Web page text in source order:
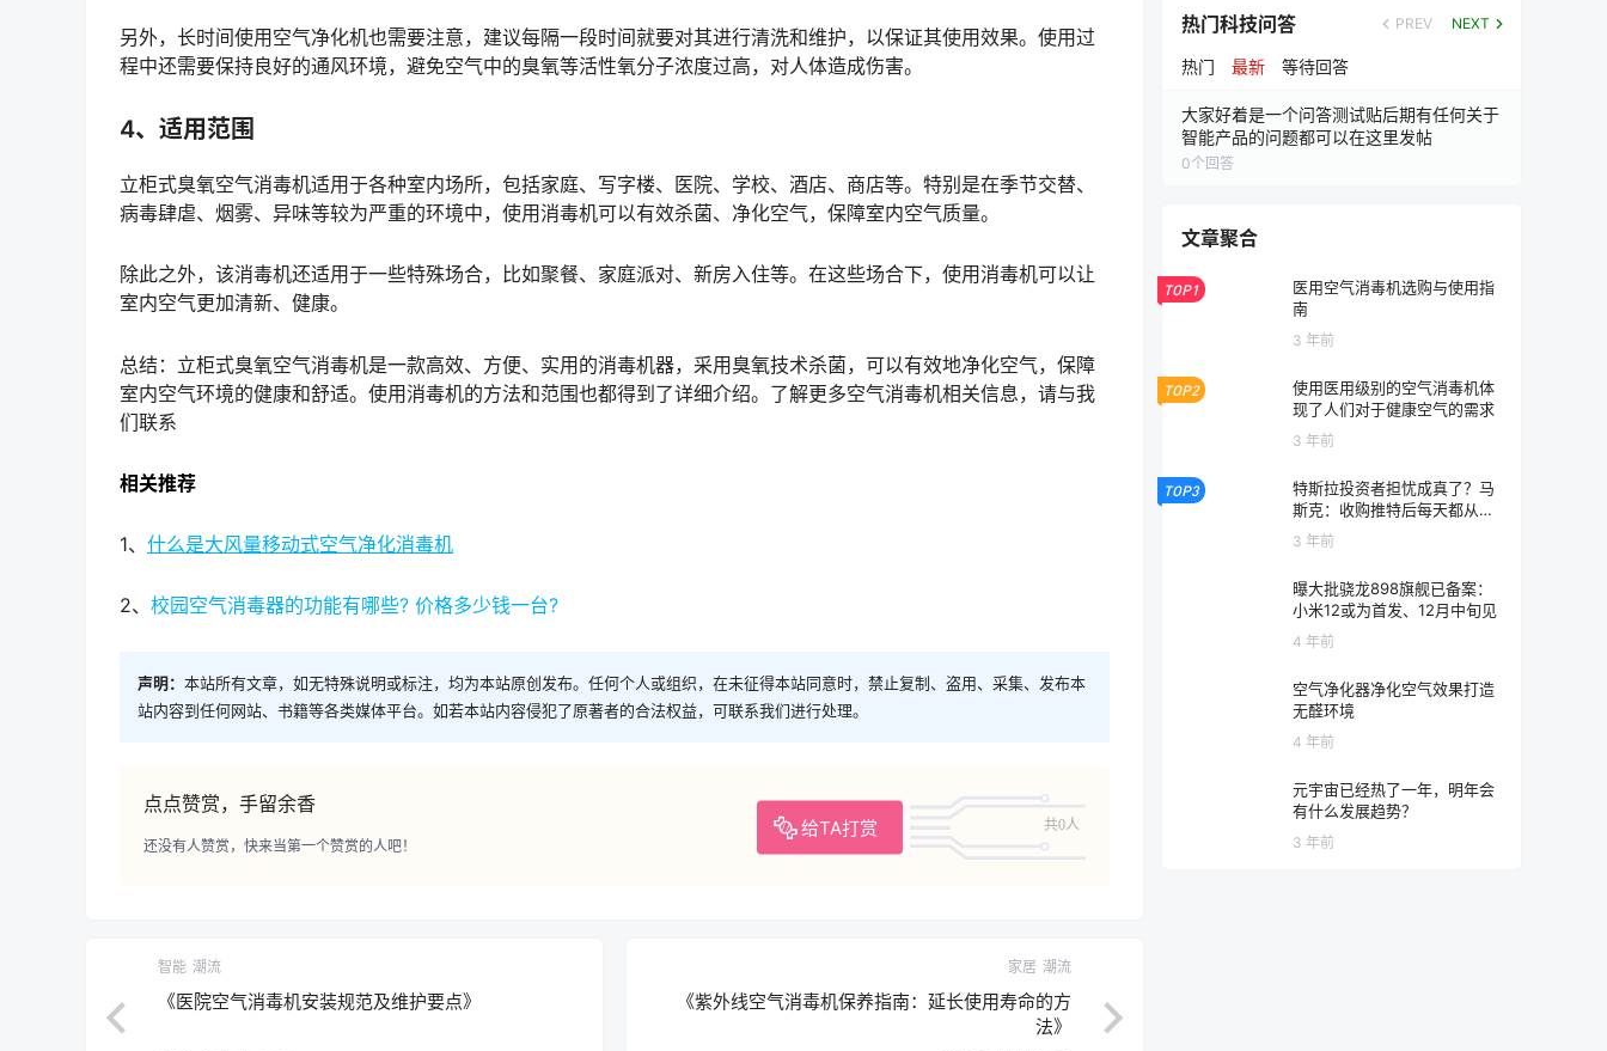
另外，长时间使用空气净化机也需要注意，建议每隔一段时间就要对其进行清洗和维护，以保证其使用效果。使用过
程中还需要保持良好的通风环境，避免空气中的臭氧等活性氧分子浓度过高，对人体造成伤害。
4、适用范围
立柜式臭氧空气消毒机适用于各种室内场所，包括家庭、写字楼、医院、学校、酒店、商店等。特别是在季节交替、
病毒肆虐、烟雾、异味等较为严重的环境中，使用消毒机可以有效杀菌、净化空气，保障室内空气质量。
除此之外，该消毒机还适用于一些特殊场合，比如聚餐、家庭派对、新房入住等。在这些场合下，使用消毒机可以让
室内空气更加清新、健康。
总结：立柜式臭氧空气消毒机是一款高效、方便、实用的消毒机器，采用臭氧技术杀菌，可以有效地净化空气，保障
室内空气环境的健康和舒适。使用消毒机的方法和范围也都得到了详细介绍。了解更多空气消毒机相关信息，请与我
们联系
相关推荐
1、 什么是大风量移动式空气净化消毒机
2、 校园空气消毒器的功能有哪些? 价格多少钱一台?
声明： 本站所有文章，如无特殊说明或标注，均为本站原创发布。任何个人或组织，在未征得本站同意时，禁止复制、盗用、采集、发布本
站内容到任何网站、书籍等各类媒体平台。如若本站内容侵犯了原著者的合法权益，可联系我们进行处理。
点点赞赏，手留余香
给TA打赏 共0人
还没有人赞赏，快来当第一个赞赏的人吧！
智能 潮流
《医院空气消毒机安装规范及维护要点》
家居 潮流
《紫外线空气消毒机保养指南：延长使用寿命的方
法》
热门科技问答 PREV NEXT
热门 最新 等待回答
大家好着是一个问答测试贴后期有任何关于
智能产品的问题都可以在这里发帖
0个回答
文章聚合
TOP1
医用空气消毒机选购与使用指
南
3 年前
TOP2
使用医用级别的空气消毒机体
现了人们对于健康空气的需求
3 年前
TOP3
特斯拉投资者担忧成真了？马
斯克：收购推特后每天都从早
忙到晚
3 年前
曝大批骁龙898旗舰已备案：
小米12或为首发、12月中旬见
4 年前
空气净化器净化空气效果打造
无醛环境
4 年前
元宇宙已经热了一年，明年会
有什么发展趋势？
3 年前